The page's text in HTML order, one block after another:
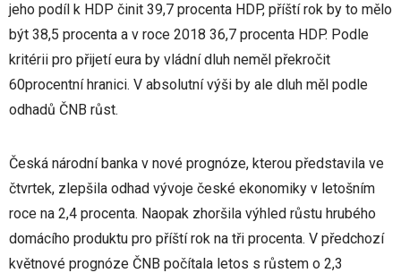
jeho podíl k HDP činit 39,7 procenta HDP, příští rok by to mělo
být 38,5 procenta a v roce 2018 36,7 procenta HDP. Podle
kritérii pro přijetí eura by vládní dluh neměl překročit
60procentní hranici. V absolutní výši by ale dluh měl podle
odhadů ČNB růst.
Česká národní banka v nové prognóze, kterou představila ve
čtvrtek, zlepšila odhad vývoje české ekonomiky v letošním
roce na 2,4 procenta. Naopak zhoršila výhled růstu hrubého
domácího produktu pro příští rok na tři procenta. V předchozí
květnové prognóze ČNB počítala letos s růstem o 2,3